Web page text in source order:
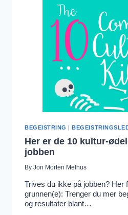
BEGEISTRING |
Her er de 10 kultur-
jobben
By Jon Morten Melhus
Trives du ikke på jobben? Her
grunnen(e): Trenger du mer
og resultater blant…